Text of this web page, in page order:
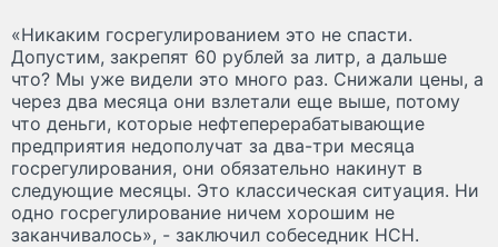
«Никаким госрегулированием это не спасти.
Допустим, закрепят 60 рублей за литр, а дальше
что? Мы уже видели это много раз. Снижали цены, а
через два месяца они взлетали еще выше, потому
что деньги, которые нефтеперерабатывающие
предприятия недополучат за два-три месяца
госрегулирования, они обязательно накинут в
следующие месяцы. Это классическая ситуация. Ни
одно госрегулирование ничем хорошим не
заканчивалось», - заключил собеседник НСН.